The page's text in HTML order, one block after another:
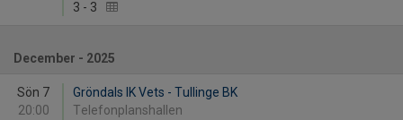
3 - 3
December - 2025
Sön 7
20:00
Gröndals IK Vets - Tullinge BK
Telefonplanshallen